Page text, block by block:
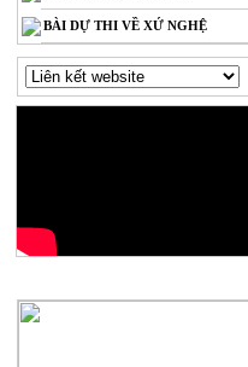
BÀI DỰ THI VỀ XỨ NGHỆ